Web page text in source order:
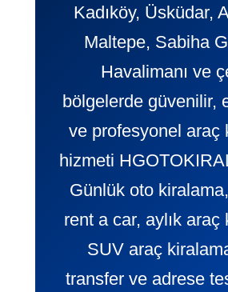
Kadıköy, Üsküdar,
Maltepe, Sabiha
Havalimanı ve
bölgelerde güvenilir,
ve profesyonel araç
hizmeti
Günlük oto
rent a car, aylık araç
SUV araç
transfer ve adrese